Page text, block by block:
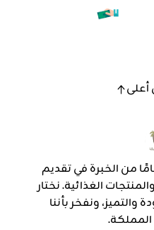
أعلى
فيفا - أكثر من 45 عامًا من الخبرة في تقديم
الغذائية. نختار
ونفخر بأننا